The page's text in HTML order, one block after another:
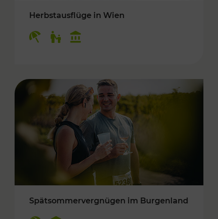
Herbstausflüge in Wien
Spätsommervergnügen im Burgenland